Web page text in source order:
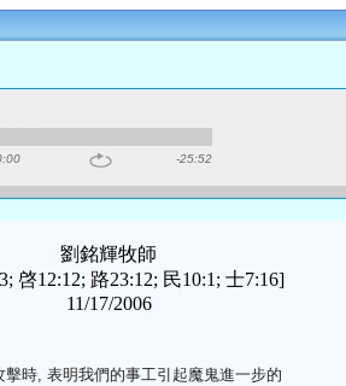
-25:52
劉銘輝牧師
啓12:12; 路23:12; 民10:1; 士7:16]
11/17/2006
擊時, 表明我們的事工引起魔鬼進一步的